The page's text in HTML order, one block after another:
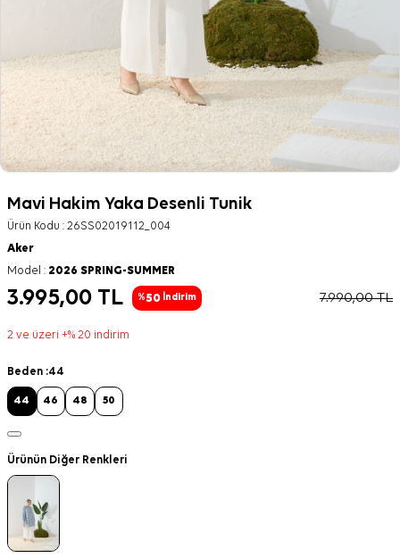
Mavi Hakim Yaka Desenli Tunik
Ürün Kodu : 26SS02019112_004
Aker
Model : 2026 SPRING-SUMMER
3.995,00 TL %50 İndirim 7.990,00TL
2 ve üzeri +% 20 indirim
Beden :44
44 46 48 50
Ürünün Diğer Renkleri